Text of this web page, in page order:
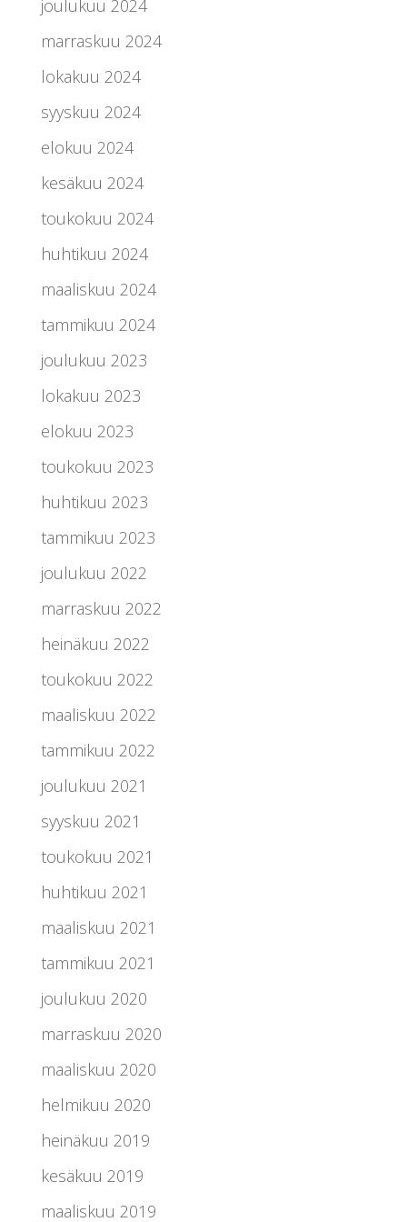
joulukuu 2024
marraskuu 2024
lokakuu 2024
syyskuu 2024
elokuu 2024
kesäkuu 2024
toukokuu 2024
huhtikuu 2024
maaliskuu 2024
tammikuu 2024
joulukuu 2023
lokakuu 2023
elokuu 2023
toukokuu 2023
huhtikuu 2023
tammikuu 2023
joulukuu 2022
marraskuu 2022
heinäkuu 2022
toukokuu 2022
maaliskuu 2022
tammikuu 2022
joulukuu 2021
syyskuu 2021
toukokuu 2021
huhtikuu 2021
maaliskuu 2021
tammikuu 2021
joulukuu 2020
marraskuu 2020
maaliskuu 2020
helmikuu 2020
heinäkuu 2019
kesäkuu 2019
maaliskuu 2019